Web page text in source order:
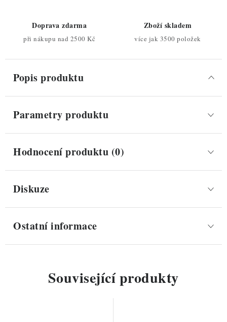
Doprava zdarma
při nákupu nad 2500 Kč
Zboží skladem
více jak 3500 položek
Popis produktu
Parametry produktu
Hodnocení produktu (0)
Diskuze
Ostatní informace
Související produkty